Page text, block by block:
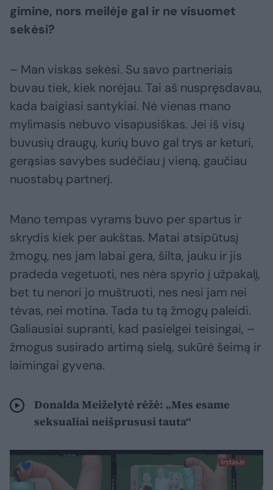
gimine, nors meilėje gal ir ne visuomet
sekėsi?
– Man viskas sekėsi. Su savo partneriais
buvau tiek, kiek norėjau. Tai aš nuspręsdavau,
kada baigiasi santykiai. Nė vienas mano
mylimasis nebuvo visapusiškas. Jei iš visų
buvusių draugų, kurių buvo gal trys ar keturi,
gerąsias savybes sudėčiau į vieną, gaučiau
nuostabų partnerį.
Mano tempas vyrams buvo per spartus ir
skrydis kiek per aukštas. Matai atsipūtusį
žmogų, nes jam labai gera, šilta, jauku ir jis
pradeda vegetuoti, nes nėra spyrio į užpakalį,
bet tu nenori jo muštruoti, nes nesi jam nei
tėvas, nei motina. Tada tu tą žmogų paleidi.
Galiausiai supranti, kad pasielgei teisingai, –
žmogus susirado artimą sielą, sukūrė šeimą ir
laimingai gyvena.
Donalda Meiželytė rėžė: „Mes esame
seksualiai neišprususi tauta“